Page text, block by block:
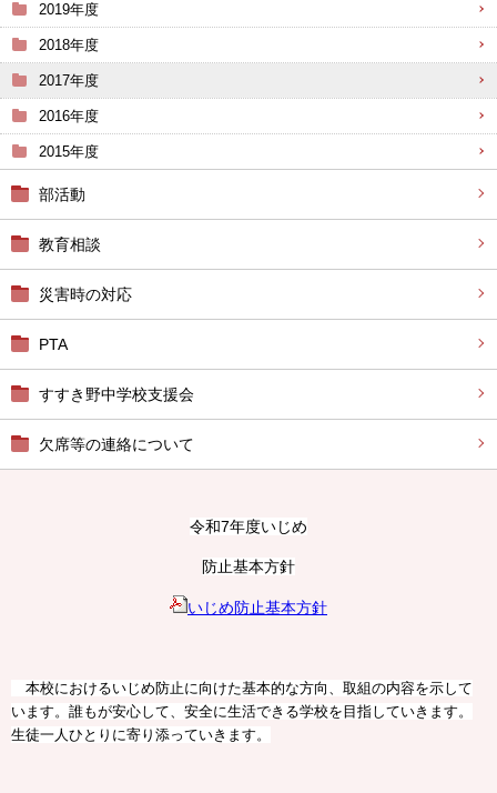
2019年度
2018年度
2017年度
2016年度
2015年度
部活動
教育相談
災害時の対応
PTA
すすき野中学校支援会
欠席等の連絡について
令和7年度いじめ
防止基本方針
いじめ防止基本方針
本校におけるいじめ防止に向けた基本的な方向、取組の内容を示して
います。誰もが安心して、安全に生活できる学校を目指していきます。
生徒一人ひとりに寄り添っていきます。